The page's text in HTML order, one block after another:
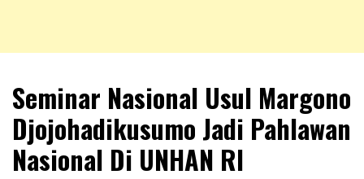
NKRIPOST
Seminar Nasional Usul Margono
Djojohadikusumo Jadi Pahlawan
Nasional Di UNHAN RI